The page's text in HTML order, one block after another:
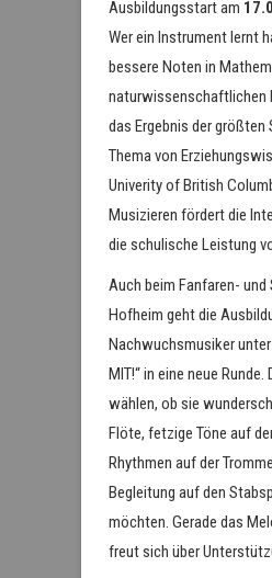
Ausbildungsstart am
Wer ein Instrument lernt
bessere Noten in
naturwissenschaftlichen
das Ergebnis der größten
Thema von
Univerity of British
Musizieren fördert die
die schulische Leistung
Auch beim Fanfaren- und
Hofheim geht die
Nachwuchsmusiker
MIT!“ in eine neue
wählen, ob sie
Flöte, fetzige Töne auf
Rhythmen auf der
Begleitung auf den
möchten. Gerade das
freut sich über